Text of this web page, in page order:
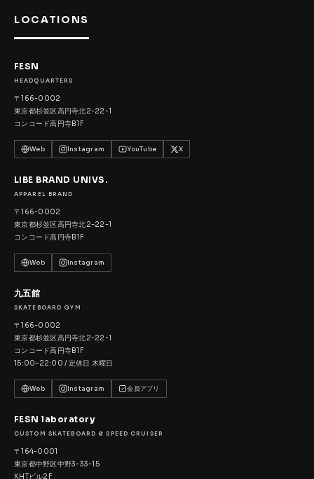
LOCATIONS
FESN
HEADQUARTERS
〒166-0002
東京都杉並区高円寺北2-22-1
コンコード高円寺B1F
Web Instagram YouTube X
LIBE BRAND UNIVS.
APPAREL BRAND
〒166-0002
東京都杉並区高円寺北2-22-1
コンコード高円寺B1F
Web Instagram
九五館
SKATEBOARD GYM
〒166-0002
東京都杉並区高円寺北2-22-1
コンコード高円寺B1F
15:00–22:00 / 定休日 木曜日
Web Instagram 会員アプリ
FESN laboratory
CUSTOM SKATEBOARD & SPEED CRUISER
〒164-0001
東京都中野区中野3-33-15
KHTビル2F